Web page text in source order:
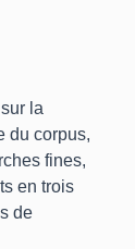
la
du corpus,
fines,
en trois
de